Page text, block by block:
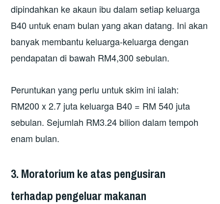
dipindahkan ke akaun ibu dalam setiap keluarga
B40 untuk enam bulan yang akan datang. Ini akan
banyak membantu keluarga-keluarga dengan
pendapatan di bawah RM4,300 sebulan.
Peruntukan yang perlu untuk skim ini ialah:
RM200 x 2.7 juta keluarga B40 = RM 540 juta
sebulan. Sejumlah RM3.24 bilion dalam tempoh
enam bulan.
3. Moratorium ke atas pengusiran
terhadap pengeluar makanan